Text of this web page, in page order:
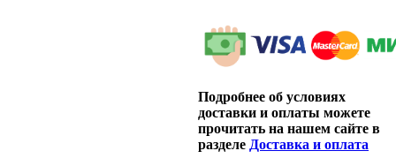
Подробнее об условиях
доставки и оплаты можете
прочитать на нашем сайте в
разделе Доставка и оплата